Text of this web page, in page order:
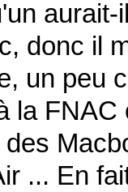
donc il
un peu
la
... En